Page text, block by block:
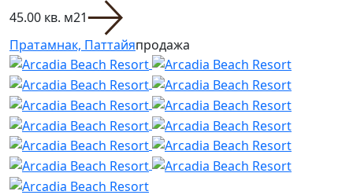
45.00 кв. м21
Пратамнак, Паттайяпродажа